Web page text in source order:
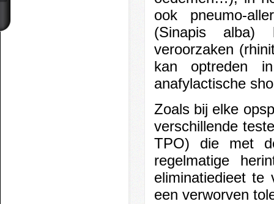
ook pneumo-
(Sinapis alba)
veroorzaken
kan optreden
anafylactische
Zoals bij elke
verschillende
TPO) die met
regelmatige
eliminatiedieet
een verworven